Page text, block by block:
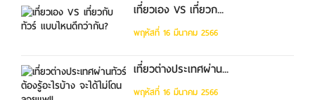
เที่ยวเอง VS เที่ยวก...
พฤหัสที่ 16 มีนาคม 2566
เที่ยวต่างประเทศผ่าน...
พฤหัสที่ 16 มีนาคม 2566